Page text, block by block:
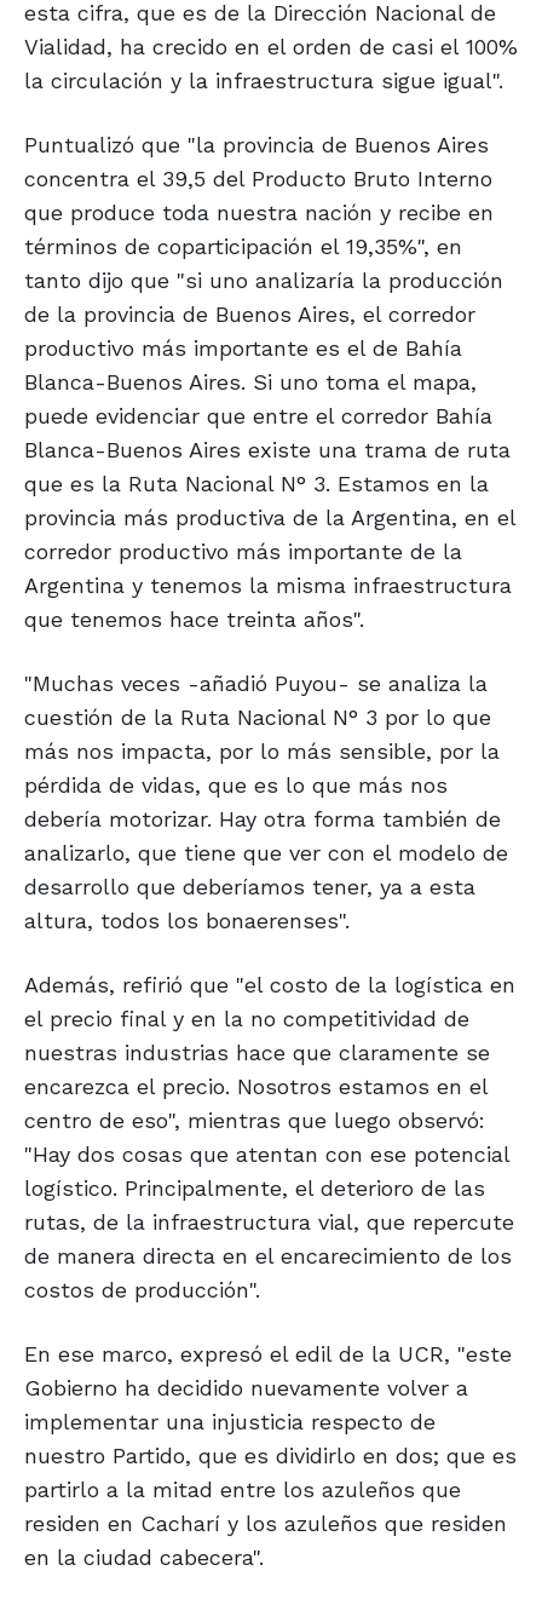
esta cifra, que es de la Dirección Nacional de
Vialidad, ha crecido en el orden de casi el 100%
la circulación y la infraestructura sigue igual".
Puntualizó que "la provincia de Buenos Aires
concentra el 39,5 del Producto Bruto Interno
que produce toda nuestra nación y recibe en
términos de coparticipación el 19,35%", en
tanto dijo que "si uno analizaría la producción
de la provincia de Buenos Aires, el corredor
productivo más importante es el de Bahía
Blanca-Buenos Aires. Si uno toma el mapa,
puede evidenciar que entre el corredor Bahía
Blanca-Buenos Aires existe una trama de ruta
que es la Ruta Nacional N° 3. Estamos en la
provincia más productiva de la Argentina, en el
corredor productivo más importante de la
Argentina y tenemos la misma infraestructura
que tenemos hace treinta años".
"Muchas veces -añadió Puyou- se analiza la
cuestión de la Ruta Nacional N° 3 por lo que
más nos impacta, por lo más sensible, por la
pérdida de vidas, que es lo que más nos
debería motorizar. Hay otra forma también de
analizarlo, que tiene que ver con el modelo de
desarrollo que deberíamos tener, ya a esta
altura, todos los bonaerenses".
Además, refirió que "el costo de la logística en
el precio final y en la no competitividad de
nuestras industrias hace que claramente se
encarezca el precio. Nosotros estamos en el
centro de eso", mientras que luego observó:
"Hay dos cosas que atentan con ese potencial
logístico. Principalmente, el deterioro de las
rutas, de la infraestructura vial, que repercute
de manera directa en el encarecimiento de los
costos de producción".
En ese marco, expresó el edil de la UCR, "este
Gobierno ha decidido nuevamente volver a
implementar una injusticia respecto de
nuestro Partido, que es dividirlo en dos; que es
partirlo a la mitad entre los azuleños que
residen en Cacharí y los azuleños que residen
en la ciudad cabecera".